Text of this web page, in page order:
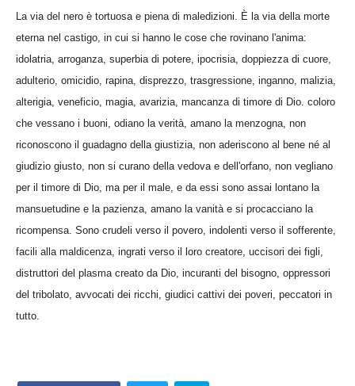
La via del nero è tortuosa e piena di maledizioni. È la via della morte
eterna nel castigo, in cui si hanno le cose che rovinano l'anima:
idolatria, arroganza, superbia di potere, ipocrisia, doppiezza di cuore,
adulterio, omicidio, rapina, disprezzo, trasgressione, inganno, malizia,
alterigia, veneficio, magia, avarizia, mancanza di timore di Dio. coloro
che vessano i buoni, odiano la verità, amano la menzogna, non
riconoscono il guadagno della giustizia, non aderiscono al bene né al
giudizio giusto, non si curano della vedova e dell'orfano, non vegliano
per il timore di Dio, ma per il male, e da essi sono assai lontano la
mansuetudine e la pazienza, amano la vanità e si procacciano la
ricompensa. Sono crudeli verso il povero, indolenti verso il sofferente,
facili alla maldicenza, ingrati verso il loro creatore, uccisori dei figli,
distruttori del plasma creato da Dio, incuranti del bisogno, oppressori
del tribolato, avvocati dei ricchi, giudici cattivi dei poveri, peccatori in
tutto.